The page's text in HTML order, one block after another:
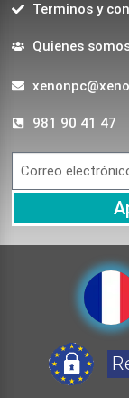
Terminos y
Quienes
981 90 41 47